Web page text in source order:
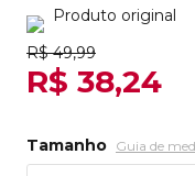
Produto original
R$ 49,99
R$ 38,24
Tamanho Guia de